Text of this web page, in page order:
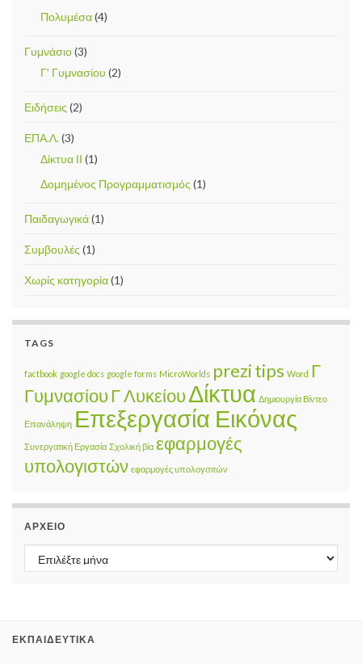
Πολυμέσα(4)
Γυμνάσιο(3)
Γ' Γυμνασίου (2)
Ειδήσεις (2)
ΕΠΑ.Λ.(3)
Δίκτυα ΙΙ (1)
Δομημένος Προγραμματισμός (1)
Παιδαγωγικά(1)
Συμβουλές (1)
Χωρίς κατηγορία(1)
TAGS
factbook google docs google forms MicroWorlds prezitips Word Γ
ΓυμνασίουΓ ΛυκείουΔίκτυα Δημιουργία Βίντεο
Επανάληψη Επεξεργασία Εικόνας
Συνεργατική Εργασία Σχολική βία εφαρμογές
υπολογιστών εφαρμογές υπολογσιτών
ΑΡΧΕΊΟ
Αρχείο
ΕΚΠΑΙΔΕΥΤΙΚΆ